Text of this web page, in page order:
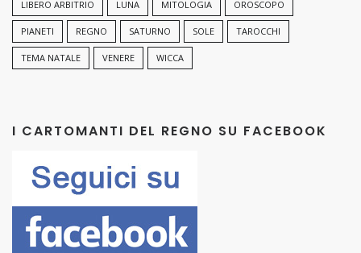
LIBERO ARBITRIO LUNA MITOLOGIA OROSCOPO
PIANETI REGNO SATURNO SOLE TAROCCHI
TEMA NATALE VENERE WICCA
I CARTOMANTI DEL REGNO SU FACEBOOK